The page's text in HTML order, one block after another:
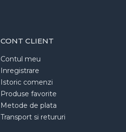
CONT CLIENT
Contul meu
Inregistrare
Istoric comenzi
Produse favorite
Metode de plata
Transport si retururi